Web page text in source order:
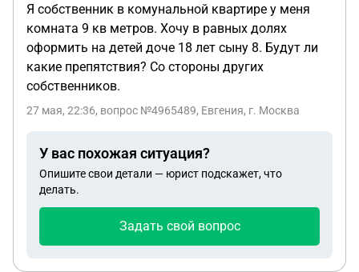
Я собственник в комунальной квартире у меня
комната 9 кв метров. Хочу в равных долях
оформить на детей доче 18 лет сыну 8. Будут ли
какие препятствия? Со стороны других
собственников.
27 мая, 22:36, вопрос №4965489, Евгения, г. Москва
У вас похожая ситуация?
Опишите свои детали — юрист подскажет, что
делать.
Задать свой вопрос